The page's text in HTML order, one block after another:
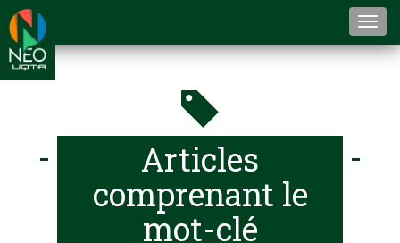
Articles
comprenant le
mot-clé